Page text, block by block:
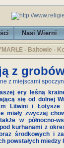
Nasi Wierni
- Bałtowie -
z
z miejscami
ery leśną
się od dolnej
Litwini i Łotysze
miały zwyczaj
w północno-
kurhanami z
środkowych i
powstałych miedzy